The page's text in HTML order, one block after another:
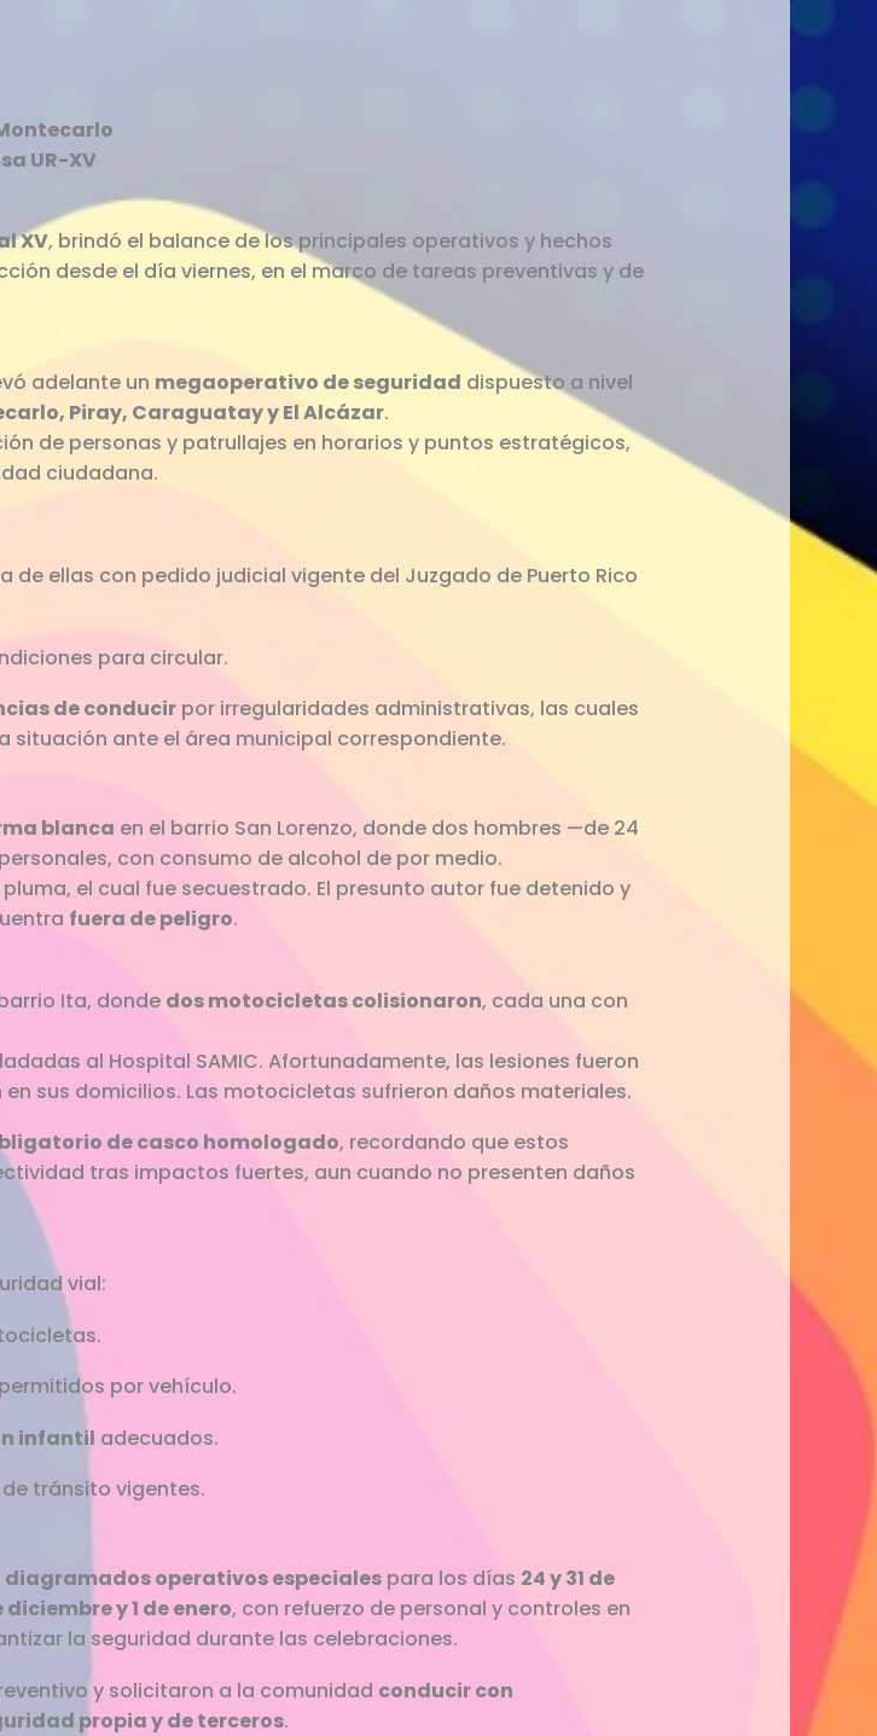
UR-XV
XV, brindó el balance de los principales operativos y hechos
desde el día viernes, en el marco de tareas preventivas y de
adelante un megaoperativo de seguridad dispuesto a nivel
Piray, Caraguatay y El Alcázar.
de personas y patrullajes en horarios y puntos estratégicos,
ciudadana.
de ellas con pedido judicial vigente del Juzgado de Puerto Rico
para circular.
de conducirpor irregularidades administrativas, las cuales
situación ante el área municipal correspondiente.
blanca en el barrio San Lorenzo, donde dos hombres —de 24
con consumo de alcohol de por medio.
el cual fue secuestrado. El presunto autor fue detenido y
fuera de peligro.
Ita, donde dos motocicletas colisionaron, cada una con
al Hospital SAMIC. Afortunadamente, las lesiones fueron
sus domicilios. Las motocicletas sufrieron daños materiales.
de casco homologado, recordando que estos
tras impactos fuertes, aun cuando no presenten daños
vial:
por vehículo.
infantil adecuados.
tránsito vigentes.
diagramados operativos especialespara los días 24 y 31 de
diciembre y 1 de enero, con refuerzo de personal y controles en
la seguridad durante las celebraciones.
y solicitaron a la comunidad conducir con
propia y de terceros.